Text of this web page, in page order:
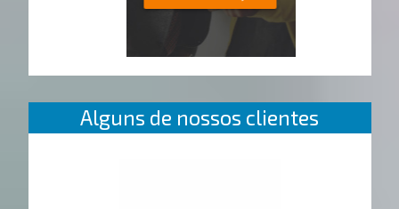
Alguns de nossos clientes